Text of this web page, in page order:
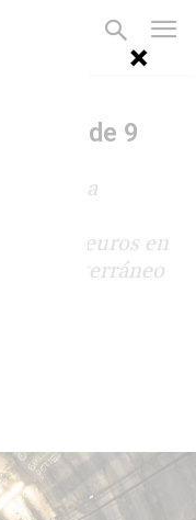
más de 9
la
de euros en
de subterráneo